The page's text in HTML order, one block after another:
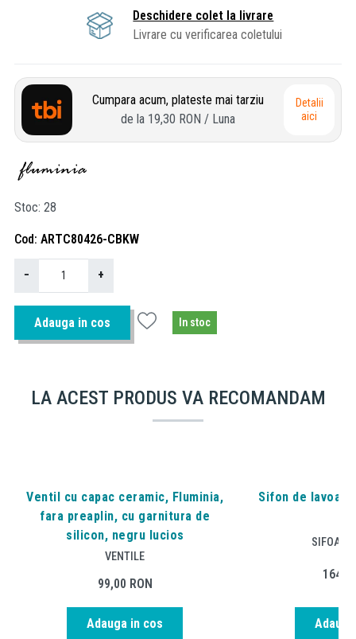
Deschidere colet la livrare
Livrare cu verificarea coletului
Cumpara acum, plateste mai tarziu
de la 19,30 RON / Luna
Detalii
aici
Stoc 28
Cod ARTC80426-CBKW
− +
Adauga in cos In stoc
LA ACEST PRODUS VA RECOMANDAM
Ventil cu capac ceramic, Fluminia,
fara preaplin, cu garnitura de
silicon, negru lucios
VENTILE
99,00 RON
Adauga in cos
Sifon de lavoar,